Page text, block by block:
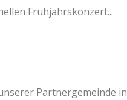
Frühjahrskonzert...
Partnergemeinde in